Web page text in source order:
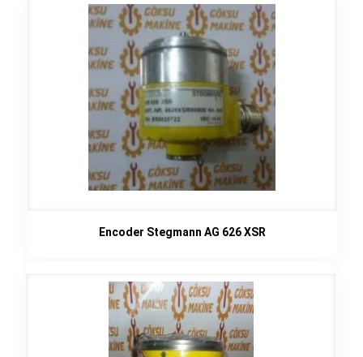
Encoder Stegmann AG 626 XSR